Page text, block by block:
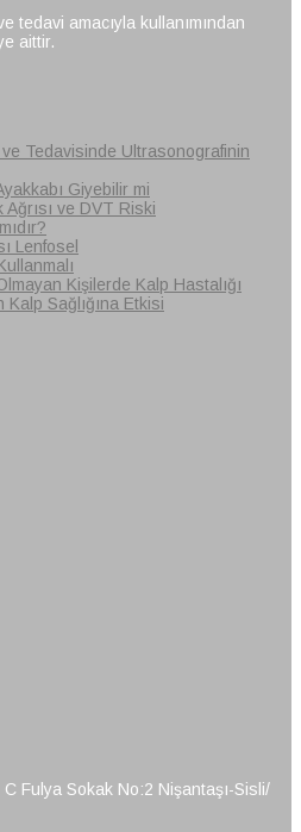
tedavi amacıyla kullanımından
aittir.
ve Tedavisinde Ultrasonografinin
Giyebilir mi
ve DVT Riski
Lenfosel
Kişilerde Kalp Hastalığı
Kalp Sağlığına Etkisi
C Fulya Sokak No:2 Nişantaşı-Sisli/